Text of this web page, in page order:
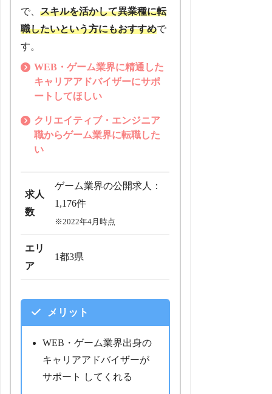
で、 スキルを活かして異業種に転
職したいという方にもおすすめで
す。
WEB・ゲーム業界に精通した
キャリアアドバイザーにサポ
ートしてほしい
クリエイティブ・エンジニア
職からゲーム業界に転職した
い
求人
数
ゲーム業界の公開求人：
1,176件
※2022年4月時点
エリ
ア
1都3県
メリット
WEB・ゲーム業界出身の
キャリアアドバイザーが
サポート してくれる